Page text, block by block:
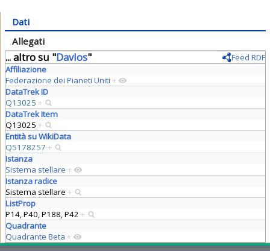
Dati
Allegati
... altro su "Davlos"
Feed RDF
Affiliazione
Federazione dei Pianeti Uniti +
DataTrek ID
Q13025 +
DataTrek Item
Q13025 +
Entità su WikiData
Q5178257 +
Istanza
Sistema stellare +
Istanza radice
Sistema stellare +
ListProp
P14, P40, P188, P42 +
Quadrante
Quadrante Beta +